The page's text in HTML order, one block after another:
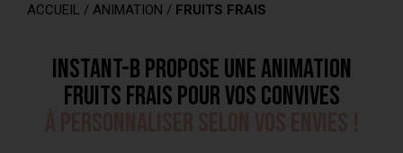
ACCUEIL / ANIMATION / FRUITS FRAIS
Instant-B propose une animation
fruits frais pour vos convives